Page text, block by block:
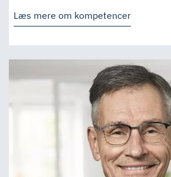
Læs mere om kompetencer